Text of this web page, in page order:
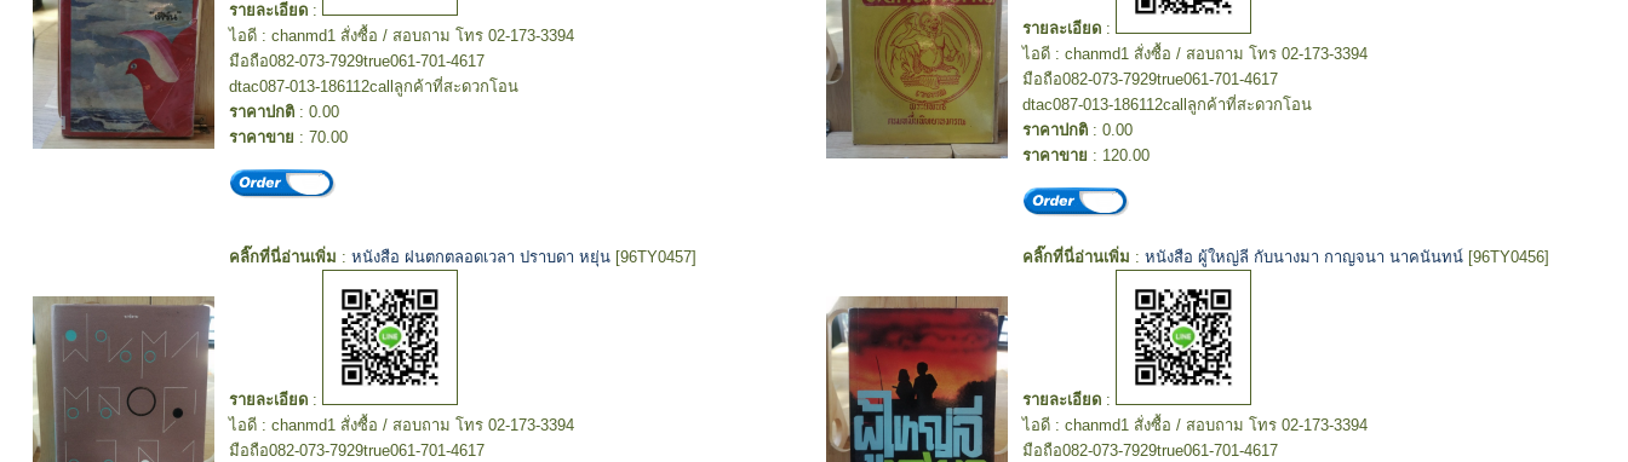
รายละเอียด :
ไอดี : chanmd1 สั่งซื้อ / สอบถาม โทร 02-173-3394
มือถือ082-073-7929true061-701-4617
dtac087-013-186112callลูกค้าที่สะดวกโอน
ราคาปกติ : 0.00
ราคาขาย : 70.00
รายละเอียด :
ไอดี : chanmd1 สั่งซื้อ / สอบถาม โทร 02-173-3394
มือถือ082-073-7929true061-701-4617
dtac087-013-186112callลูกค้าที่สะดวกโอน
ราคาปกติ : 0.00
ราคาขาย : 120.00
คลิ๊กที่นี่อ่านเพิ่ม : หนังสือ ฝนตกตลอดเวลา ปราบดา หยุ่น [96TY0457]
รายละเอียด :
ไอดี : chanmd1 สั่งซื้อ / สอบถาม โทร 02-173-3394
มือถือ082-073-7929true061-701-4617
คลิ๊กที่นี่อ่านเพิ่ม : หนังสือ ผู้ใหญ่ลี กับนางมา กาญจนา นาคนันทน์ [96TY0456]
รายละเอียด :
ไอดี : chanmd1 สั่งซื้อ / สอบถาม โทร 02-173-3394
มือถือ082-073-7929true061-701-4617